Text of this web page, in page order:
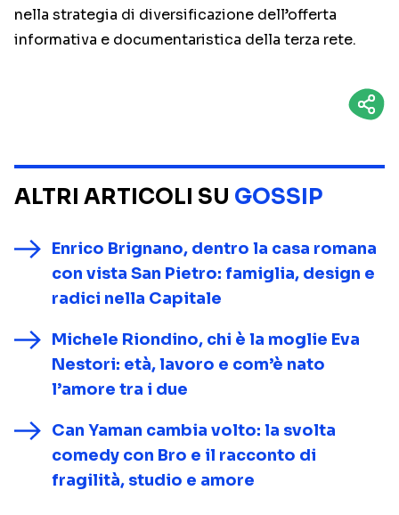
nella strategia di diversificazione dell’offerta
informativa e documentaristica della terza rete.
ALTRI ARTICOLI SU GOSSIP
Enrico Brignano, dentro la casa romana
con vista San Pietro: famiglia, design e
radici nella Capitale
Michele Riondino, chi è la moglie Eva
Nestori: età, lavoro e com’è nato
l’amore tra i due
Can Yaman cambia volto: la svolta
comedy con Bro e il racconto di
fragilità, studio e amore